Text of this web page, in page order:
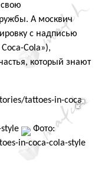
А москвич
с надписью
Cola»),
который знают
tattoes-in-coca-
Фото:
in-coca-cola-style